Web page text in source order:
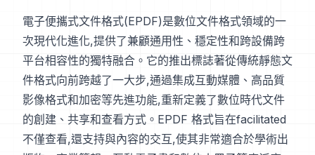
電子便攜式文件格式(EPDF)是數位文件格式領域的一
次現代化進化,提供了兼顧通用性、穩定性和跨設備跨
平台相容性的獨特融合。它的推出標誌著從傳統靜態文
件格式向前跨越了一大步,通過集成互動媒體、高品質
影像格式和加密等先進功能,重新定義了數位時代文件
的創建、共享和查看方式。EPDF 格式旨在facilitated
不僅查看,還支持與內容的交互,使其非常適合於學術出